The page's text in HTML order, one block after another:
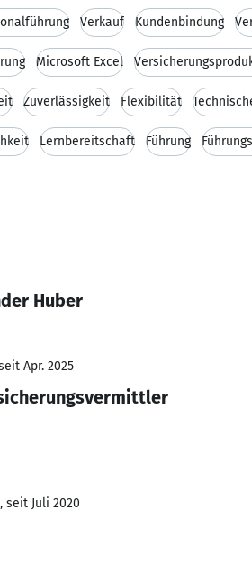
Verkauf Kundenbindung
Microsoft Excel
Zuverlässigkeit Flexibilität
Lernbereitschaft Führung
Huber
Apr. 2025
seit Juli 2020